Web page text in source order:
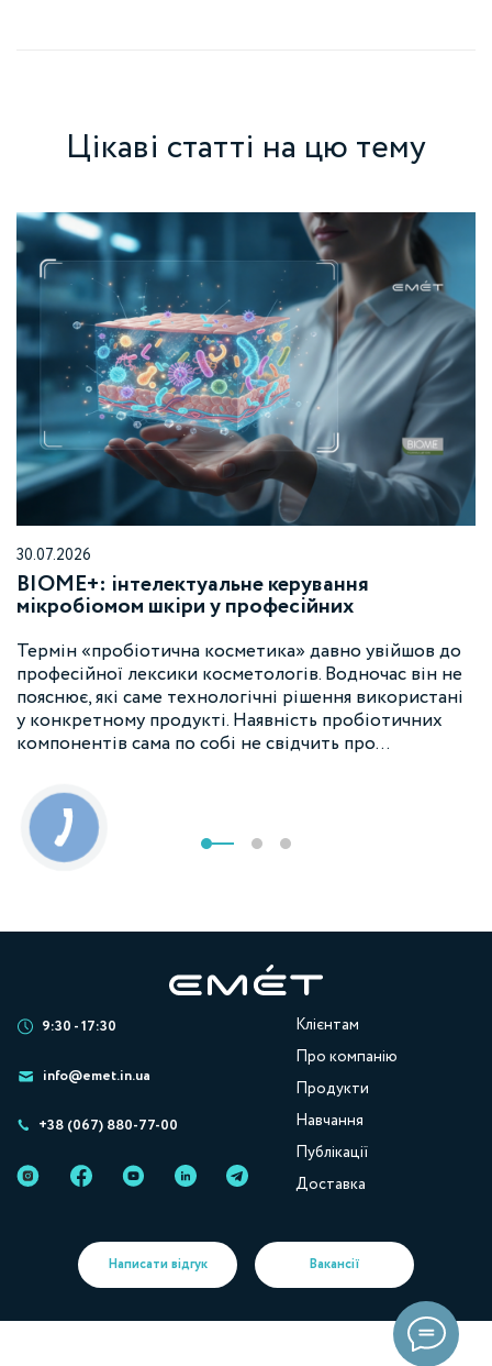
Цікаві статті на цю тему
30.07.2026
BIOME+: інтелектуальне керування
мікробіомом шкіри у професійних
Термін «пробіотична косметика» давно увійшов до
професійної лексики косметологів. Водночас він не
пояснює, які саме технологічні рішення використані
у конкретному продукті. Наявність пробіотичних
компонентів сама по собі не свідчить про…
Клієнтам
Про компанію
Продукти
Навчання
Публікації
Доставка
9:30 - 17:30
info@emet.in.ua
+38 (067) 880-77-00
Написати відгук Вакансії